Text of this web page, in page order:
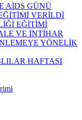
AİDS GÜNÜ
VERİLDİ
EĞİTİMİ
VE İNTİHAR
YÖNELİK
HAFTASI